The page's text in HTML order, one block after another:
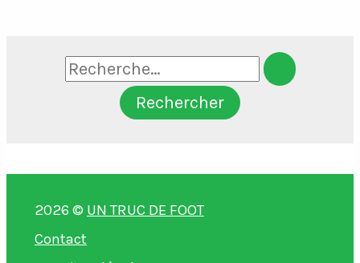
Rechercher :
2026 © UN TRUC DE FOOT
Contact